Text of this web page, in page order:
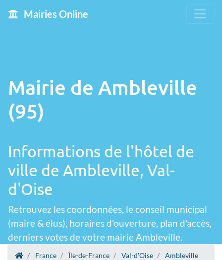
Mairies Online
Mairie de Ambleville
(95)
Informations de l'hôtel de
ville de Ambleville, Val-
d'Oise
Retrouvez les coordonnées, le conseil municipal
(maire & élus), horaires d'ouverture, plan d'accès,
derniers votes de votre mairie Ambleville.
France Île-de-France Val-d'Oise Ambleville